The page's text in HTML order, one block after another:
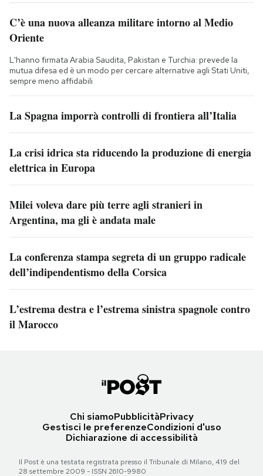
C’è una nuova alleanza militare intorno al Medio
Oriente
L'hanno firmata Arabia Saudita, Pakistan e Turchia: prevede la
mutua difesa ed è un modo per cercare alternative agli Stati Uniti,
sempre meno affidabili
La Spagna imporrà controlli di frontiera all’Italia
La crisi idrica sta riducendo la produzione di energia
elettrica in Europa
Milei voleva dare più terre agli stranieri in
Argentina, ma gli è andata male
La conferenza stampa segreta di un gruppo radicale
dell’indipendentismo della Corsica
L’estrema destra e l’estrema sinistra spagnole contro
il Marocco
Chi siamoPubblicitàPrivacy
Gestisci le preferenzeCondizioni d'uso
Dichiarazione di accessibilità
Il Post è una testata registrata presso il Tribunale di Milano, 419 del
28 settembre 2009 - ISSN 2610-9980